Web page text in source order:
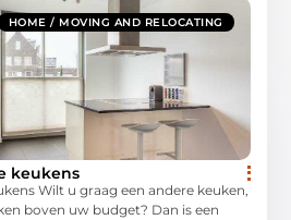
HOME / MOVING AND RELOCATING
keukens
Wilt u graag een andere keuken,
boven uw budget? Dan is een